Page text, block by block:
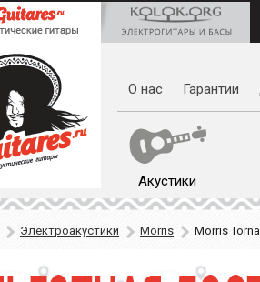
О нас Гарантии
Акустики
Электроакустики Morris Morris